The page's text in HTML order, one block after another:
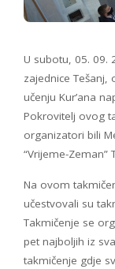
U subotu, 05. 09.
zajednice
učenju Kur’ana
Pokrovitelj ovog
organizatori bili
“Vrijeme-Zeman”
Na ovom
učestvovali su
Takmičenje se
pet najboljih iz
takmičenje gdje